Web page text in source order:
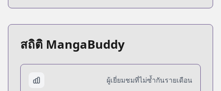
สถิติ MangaBuddy
ผู้เยี่ยมชมที่ไม่ซ้ำกันรายเดือน